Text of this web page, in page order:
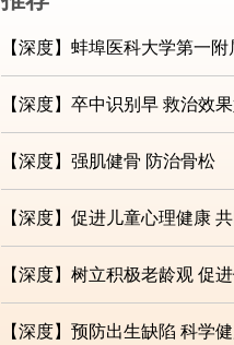
【深度】卒中识别早 救治效
【深度】强肌健骨 防治骨松
【深度】促进儿童心理健康
【深度】树立积极老龄观 促
【深度】预防出生缺陷 科学